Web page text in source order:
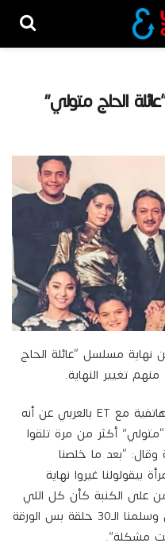
الحاج متولي”
مسلسل “عائلة الحاج
تغيير النهاية.
حيث صرح النقلي في مداخلة هاتفية مع ET بالعربي عن أنه
أكثر من مرة تلقوا
وقال: “بعد ما خلصنا
بيقولولنا غيروا نهاية
على الكنبة كأن كل اللي
عاشه حلم، إحنا كنا خلصنا المسلسل وسلمنا الـ30 حلقة بس الورقة
مشكلة”.